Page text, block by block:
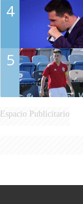
4
5
Espacio Publicitario